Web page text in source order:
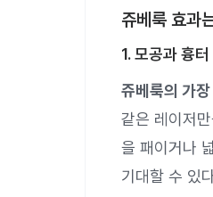
쥬베룩 효과
1. 모공과 흉
쥬베룩의 가
같은 레이저
을 패이거나
기대할 수 있